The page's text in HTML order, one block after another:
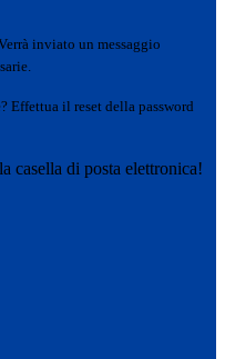
inviato un messaggio
Effettua il reset della password
casella di posta elettronica!